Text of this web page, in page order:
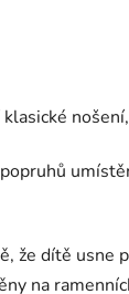
že dítě usne
na